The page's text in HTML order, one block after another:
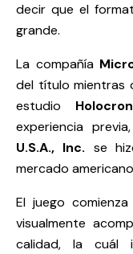
decir que el
grande.
La compañía
del título mientras
estudio
experiencia
U.S.A., Inc. se
mercado
El juego
visualmente
calidad, la cuál